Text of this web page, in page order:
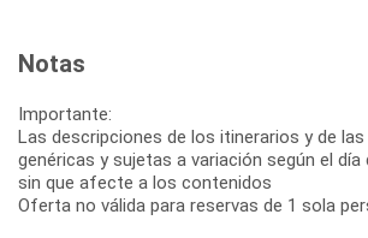
Notas
Importante:
Las descripciones de los itinerarios y de
genéricas y sujetas a variación según el día
sin que afecte a los contenidos
Oferta no válida para reservas de 1 sola